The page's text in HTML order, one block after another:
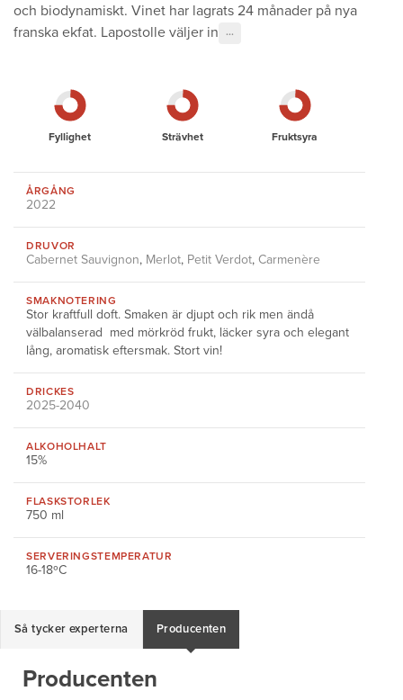
och biodynamiskt. Vinet har lagrats 24 månader på nya
franska ekfat. Lapostolle väljer in
···
Fyllighet Strävhet Fruktsyra
ÅRGÅNG
2022
DRUVOR
Cabernet Sauvignon, Merlot, Petit Verdot, Carmenère
SMAKNOTERING
Stor kraftfull doft. Smaken är djupt och rik men ändå
välbalanserad med mörkröd frukt, läcker syra och elegant
lång, aromatisk eftersmak. Stort vin!
DRICKES
2025-2040
ALKOHOLHALT
15%
FLASKSTORLEK
750 ml
SERVERINGSTEMPERATUR
16-18ºC
Så tycker experterna Producenten
Producenten